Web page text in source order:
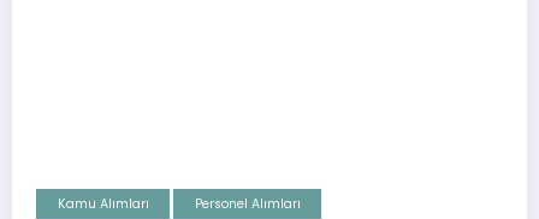
Kamu Alımları Personel Alımları